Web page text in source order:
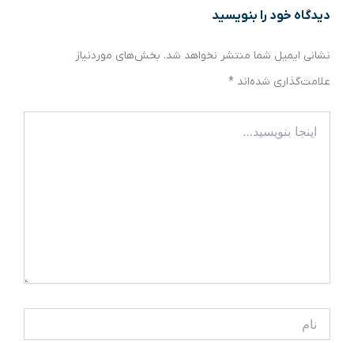
دیدگاه‌ خود را بنویسید
نشانی ایمیل شما منتشر نخواهد شد. بخش‌های موردنیاز
علامت‌گذاری شده‌اند *
بنویسید…